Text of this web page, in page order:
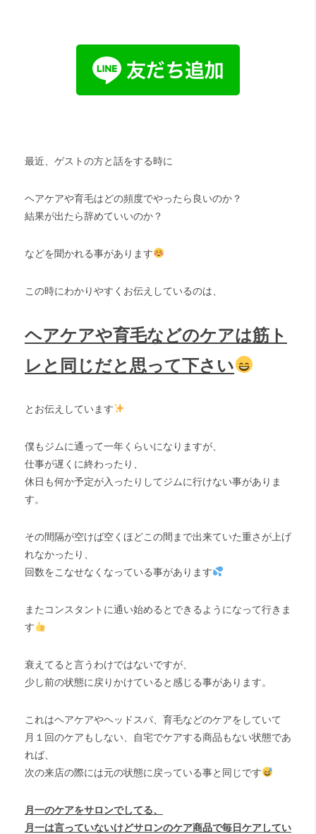
最近、ゲストの方と話をする時に
ヘアケアや育毛はどの頻度でやったら良いのか？
結果が出たら辞めていいのか？
などを聞かれる事があります
この時にわかりやすくお伝えしているのは、
ヘアケアや育毛などのケアは筋ト
レと同じだと思って下さい
とお伝えしています
僕もジムに通って一年くらいになりますが、
仕事が遅くに終わったり、
休日も何か予定が入ったりしてジムに行けない事がありま
す。
その間隔が空けば空くほどこの間まで出来ていた重さが上げ
れなかったり、
回数をこなせなくなっている事があります
またコンスタントに通い始めるとできるようになって行きま
す
衰えてると言うわけではないですが、
少し前の状態に戻りかけていると感じる事があります。
これはヘアケアやヘッドスパ、育毛などのケアをしていて
月１回のケアもしない、自宅でケアする商品もない状態であ
れば、
次の来店の際には元の状態に戻っている事と同じです
月一のケアをサロンでしてる、
月一は言っていないけどサロンのケア商品で毎日ケアしてい